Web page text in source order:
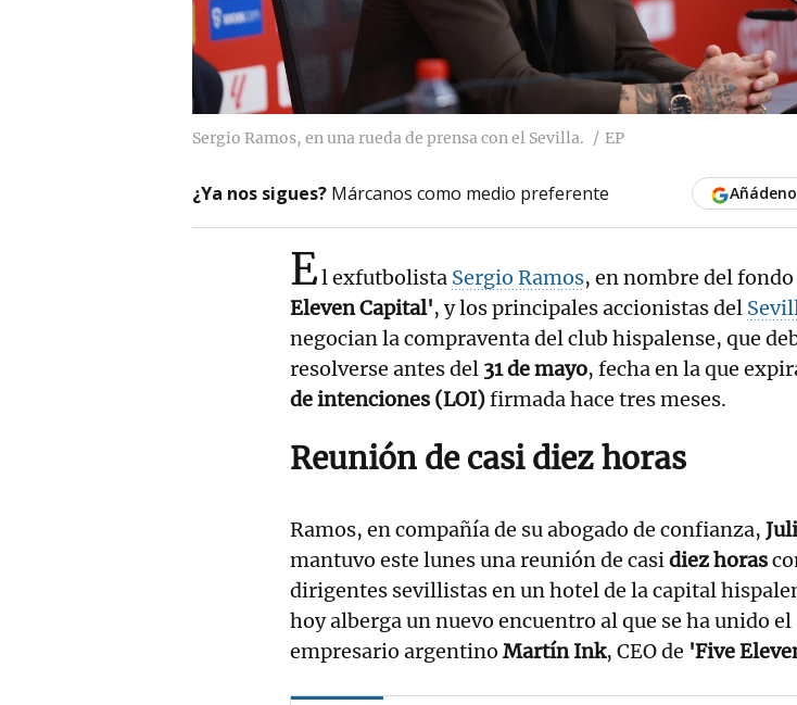
Sergio Ramos, en una rueda de prensa con el Sevilla. EP
¿Ya nos sigues? Márcanos como medio preferente
El exfutbolista Sergio Ramos, en nombre del fondo
Eleven Capital', y los principales accionistas del
negocian la compraventa del club hispalense, que
resolverse antes del 31 de mayo, fecha en la que
de intenciones (LOI)firmada hace tres meses.
Reunión de casi diez horas
Ramos, en compañía de su abogado de confianza,
mantuvo este lunes una reunión de casidiez horas
dirigentes sevillistas en un hotel de la capital
hoy alberga un nuevo encuentro al que se ha unido el
empresario argentino Martín Ink, CEO de 'Five